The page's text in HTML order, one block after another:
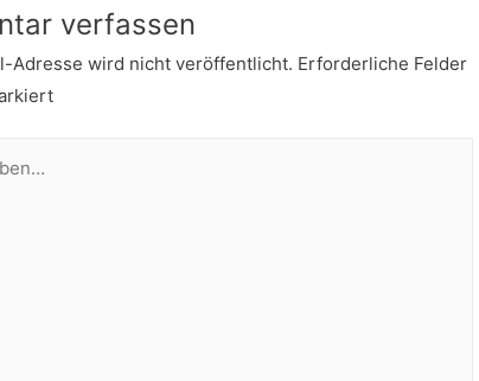
verfassen
Adresse wird nicht veröffentlicht. Erforderliche Felder